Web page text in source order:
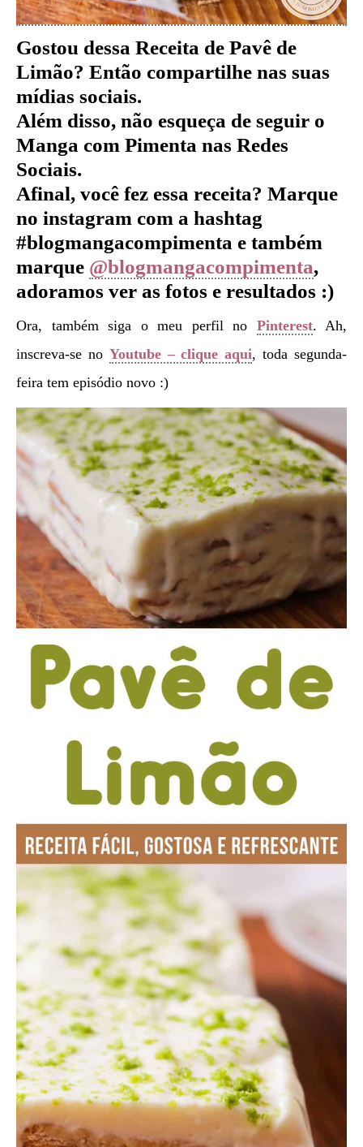
Gostou dessa Receita de Pavê de
Limão? Então compartilhe nas suas
mídias sociais.
Além disso, não esqueça de seguir o
Manga com Pimenta nas Redes
Sociais.
Afinal, você fez essa receita? Marque
no instagram com a hashtag
#blogmangacompimenta e também
marque @blogmangacompimenta,
adoramos ver as fotos e resultados :)
Ora, também siga o meu perfil no Pinterest. Ah,
inscreva-se no Youtube – clique aqui, toda segunda-
feira tem episódio novo :)